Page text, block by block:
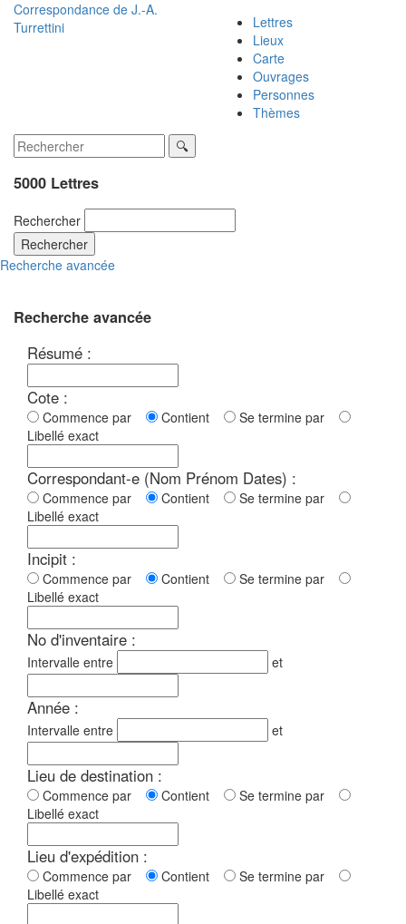
Correspondance de J.-A.
Turrettini
Lettres
Lieux
Carte
Ouvrages
Personnes
Thèmes
5000 Lettres
Rechercher
Rechercher
Recherche avancée
Recherche avancée
Résumé :
Cote :
Commence par Contient
Se termine par
Libellé exact
Correspondant-e (Nom Prénom Dates) :
Commence par Contient
Se termine par
Libellé exact
Incipit :
Commence par Contient
Se termine par
Libellé exact
No d'inventaire :
Intervalle entre et
Année :
Intervalle entre et
Lieu de destination :
Commence par Contient
Se termine par
Libellé exact
Lieu d'expédition :
Commence par Contient
Se termine par
Libellé exact